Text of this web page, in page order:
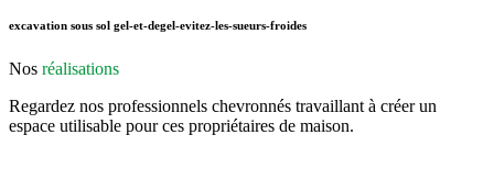
excavation sous sol gel-et-degel-evitez-les-sueurs-froides
Nos réalisations
Regardez nos professionnels chevronnés travaillant à créer un
espace utilisable pour ces propriétaires de maison.